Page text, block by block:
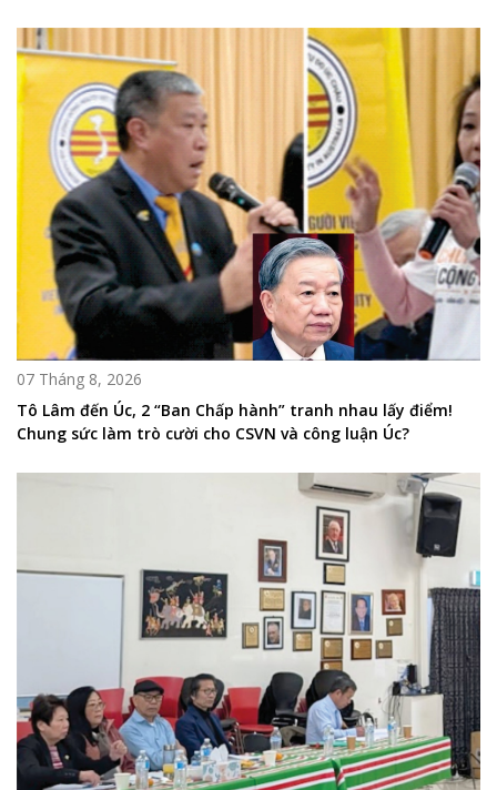
07 Tháng 8, 2026
Tô Lâm đến Úc, 2 “Ban Chấp hành” tranh nhau lấy điểm!
Chung sức làm trò cười cho CSVN và công luận Úc?